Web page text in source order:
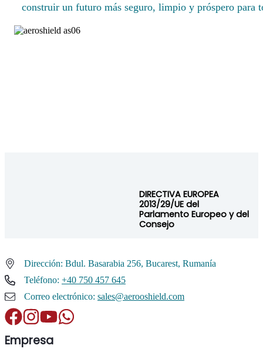
construir un futuro más seguro, limpio y próspero para
DIRECTIVA EUROPEA
2013/29/UE del
Parlamento Europeo y del
Consejo
Dirección: Bdul. Basarabia 256, Bucarest, Rumanía
Teléfono: +40 750 457 645
Correo electrónico: sales@aerooshield.com
Empresa